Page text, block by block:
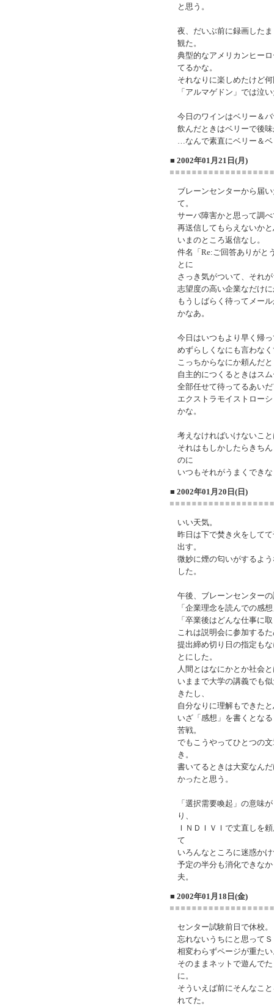
と思う。
夜、だいぶ前に録画した
観た。
典型的なアメリカンヒー
てるかな。
それなりに楽しめたけど
「アルマゲドン」では泣
今日のワインはベリー＆
飲んだときはベリーで後
…なんで素直にベリー＆
■ 2002年01月21日(月)
ブレーンセンターから届
て。
サーバ障害かと思って調
再送信してもらえないか
いまのところ返信なし。
件名「Re:ご回答ありがと
とに
さっき気がついて、それ
志望度の高い企業なだけ
もうしばらく待ってメー
かなあ。
今日はいつもより早く帰
めずらしくなにも言わな
こっちからなにか頼んだ
自主的につくるときはス
全部任せて待ってるあい
エクストラモイストロー
かな。
考えなければいけないこ
それはもしかしたらきち
のに
いつもそれがうまくでき
■ 2002年01月20日(日)
いい天気。
昨日は下で焚き火をして
出す。
微妙に煙の匂いがするよ
した。
午後、ブレーンセンター
「企業理念を読んでの感
「卒業後はどんな仕事に
これは説明会に参加する
提出締め切り日の指定も
とにした。
人間とはなにかとか社会
いままで大学の講義でも
きたし、
自分なりに理解もできた
いざ「感想」を書くとな
苦戦。
でもこうやってひとつの
き。
書いてるときは大変なん
かったと思う。
「選択需要喚起」の意味
り、
ＩＮＤＩＶＩで丈直しを
て
いろんなところに迷惑か
予定の半分も消化できな
夫。
■ 2002年01月18日(金)
センター試験前日で休校。
忘れないうちにと思って
相変わらずページが重た
そのままネットで遊んで
に。
そういえば前にそんなこ
れてた。